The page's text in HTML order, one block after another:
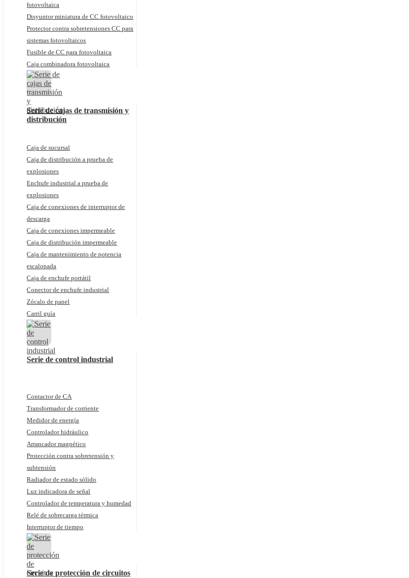
fotovoltaica
Disyuntor miniatura de CC fotovoltaico
Protector contra sobretensiones CC para
sistemas fotovoltaicos
Fusible de CC para fotovoltaica
Caja combinadora fotovoltaica
Serie de cajas de transmisión y
distribución
Caja de sucursal
Caja de distribución a prueba de
explosiones
Enchufe industrial a prueba de
explosiones
Caja de conexiones de interruptor de
descarga
Caja de conexiones impermeable
Caja de distribución impermeable
Caja de mantenimiento de potencia
escalonada
Caja de enchufe portátil
Conector de enchufe industrial
Zócalo de panel
Carril guía
Serie de control industrial
Contactor de CA
Transformador de corriente
Medidor de energía
Controlador hidráulico
Arrancador magnético
Protección contra sobretensión y
subtensión
Radiador de estado sólido
Luz indicadora de señal
Controlador de temperatura y humedad
Relé de sobrecarga térmica
Interruptor de tiempo
Serie de protección de circuitos